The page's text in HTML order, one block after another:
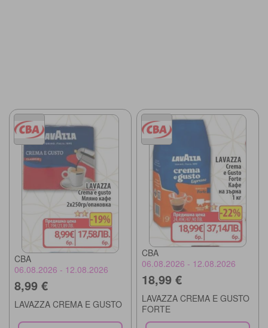
CBA
06.08.2026 - 12.08.2026
8,99 €
LAVAZZA CREMA E GUSTO
CBA
06.08.2026 - 12.08.2026
18,99 €
LAVAZZA CREMA E GUSTO
FORTE